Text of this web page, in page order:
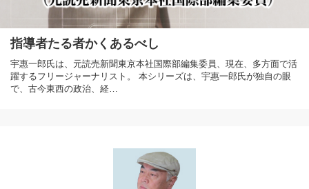
指導者たる者かくあるべし
宇惠一郎氏は、元読売新聞東京本社国際部編集委員、現在、多方面で活
躍するフリージャーナリスト。 本シリーズは、宇惠一郎氏が独自の眼
で、古今東西の政治、経…